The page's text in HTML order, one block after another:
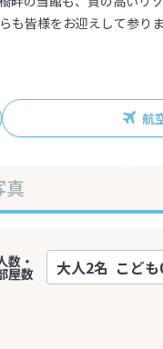
も皆様をお迎えして参りま
航
真
数・
屋数